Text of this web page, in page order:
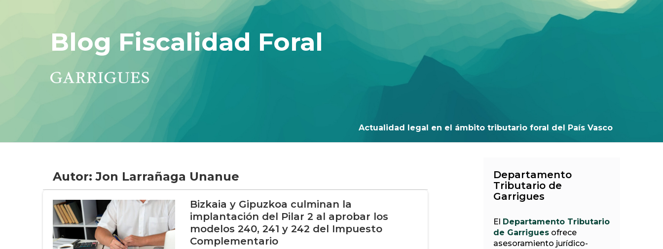
Blog Fiscalidad Foral
Actualidad legal en el ámbito tributario foral del País Vasco
Autor: Jon Larrañaga Unanue
Bizkaia y Gipuzkoa culminan la
implantación del Pilar 2 al aprobar los
modelos 240, 241 y 242 del Impuesto
Complementario
Departamento
Tributario de
Garrigues
El
Departamento Tributario
de Garriguesofrece
asesoramiento jurídico-